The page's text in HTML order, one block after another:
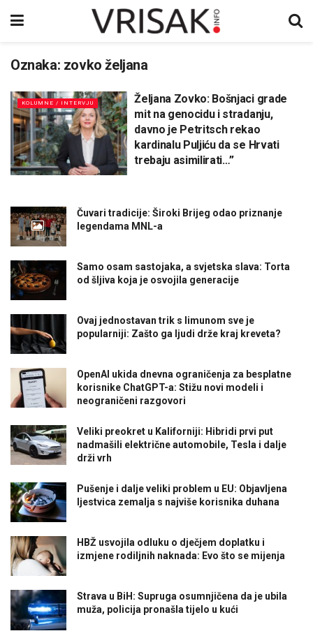
Oznaka: zovko željana
KOLUMNE / INTERVJU
Željana Zovko: Bošnjaci grade
mit na genocidu i stradanju,
davno je Petritsch rekao
kardinalu Puljiću da se Hrvati
trebaju asimilirati…”
Čuvari tradicije: Široki Brijeg odao priznanje
legendama MNL-a
Samo osam sastojaka, a svjetska slava: Torta
od šljiva koja je osvojila generacije
Ovaj jednostavan trik s limunom sve je
popularniji: Zašto ga ljudi drže kraj kreveta?
OpenAI ukida dnevna ograničenja za besplatne
korisnike ChatGPT-a: Stižu novi modeli i
neograničeni razgovori
Veliki preokret u Kaliforniji: Hibridi prvi put
nadmašili električne automobile, Tesla i dalje
drži vrh
Pušenje i dalje veliki problem u EU: Objavljena
ljestvica zemalja s najviše korisnika duhana
HBŽ usvojila odluku o dječjem doplatku i
izmjene rodiljnih naknada: Evo što se mijenja
Strava u BiH: Supruga osumnjičena da je ubila
muža, policija pronašla tijelo u kući